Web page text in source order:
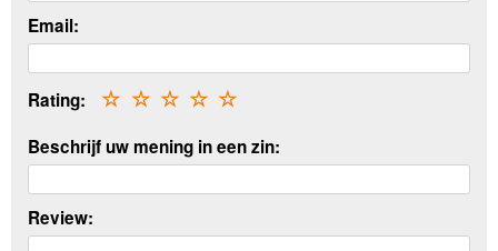
Email:
Rating: ☆
☆
☆
☆
☆
Beschrijf uw mening in een zin:
Review: